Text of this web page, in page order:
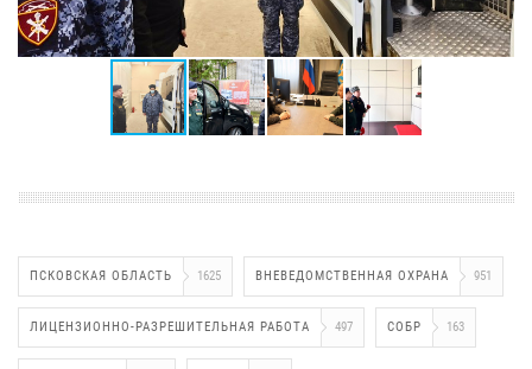
ПСКОВСКАЯ ОБЛАСТЬ 1625 ВНЕВЕДОМСТВЕННАЯ ОХРАНА 951
ЛИЦЕНЗИОННО-РАЗРЕШИТЕЛЬНАЯ РАБОТА 497 СОБР 163